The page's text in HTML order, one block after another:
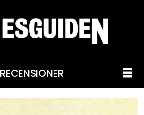
RECENSIONER